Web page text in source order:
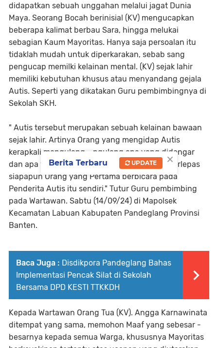
didapatkan sebuah unggahan melalui jagat Dunia
Maya. Seorang Bocah berinisial (KV) mengucapkan
beberapa kalimat berbau Sara, hingga melukai
sebagian Kaum Mayoritas. Hanya saja persoalan itu
tidaklah mudah untuk diperkarakan, sebab sang
pengucap memilki kelainan mental. (KV) sejak lahir
memiliki kebutuhan khusus atau menyandang gejala
Autis. Seperti yang dikatakan Guru pembimbingnya di
Sekolah SKH.
" Autis tersebut merupakan sebuah kelainan bawaan
sejak lahir. Artinya Orang yang mengidap Autis
kerapkali mengulang - ngulang apa yang didengar
dan apa yang terekam dalam pemikirannya, terlepas
siapapun Orang yang Pertama berbicara pada
Penderita Autis itu sendiri." Tutur Guru pembimbing
pada Wartawan. Sabtu (14/09/24) di Mapolsek
Kecamatan Labuan Kabupaten Pandeglang Provinsi
Banten.
Baca Juga : Disdikpora Pandeglang Bahas
Implementasi Pencak Silat di Sekolah
Bersama DPD KESTI TTKKDH
Kepada Wartawan Orang Tua (KV). Angga Karnawinata
ditempat yang sama, memohon Maaf yang sebesar -
besarnya kepada semua Warga, khususnya Mayoritas
×
Berita Terbaru UPDATE